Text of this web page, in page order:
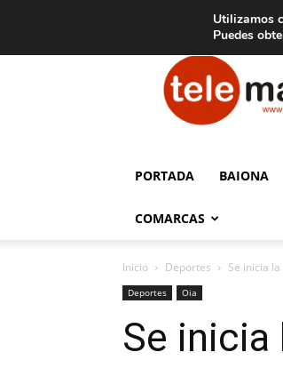
Aviso legal
PORTADA BAIONA
COMARCAS
Inicio Deportes Se inicia
Deportes Oia
Se inicia
Utilizamos
Puedes